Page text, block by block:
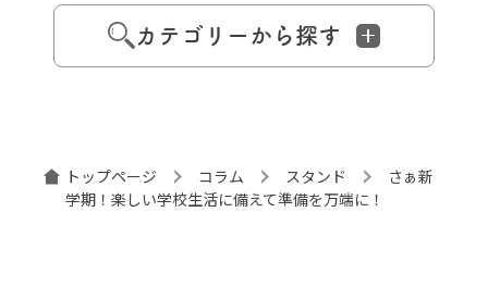
カテゴリーから探す
トップページ コラム スタンド
さぁ新
学期！楽しい学校生活に備えて準備を万端に！